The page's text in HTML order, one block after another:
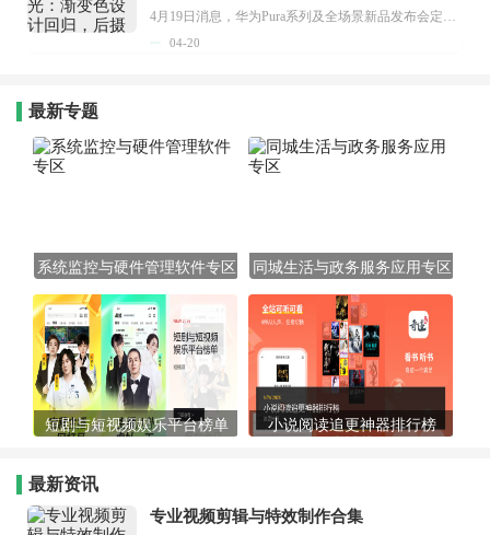
4月19日消息，华为Pura系列及全场景新品发布会定于4月20日14:30举行，会上Pura 90系列、Pura X Max等多款重要新机将一同亮相。...
04-20
最新专题
系统监控与硬件管理软件专区 同城生活与政务服务应用专区
短剧与短视频娱乐平台榜单 小说阅读追更神器排行榜
最新资讯
专业视频剪辑与特效制作合集